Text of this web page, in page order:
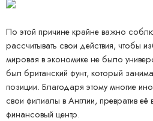
По этой причине крайне важно
рассчитывать свои действия, чтобы
мировая в экономике не было
был британский фунт, который
позиции. Благодаря этому многие
свои филиалы в Англии, превратив её
финансовый центр.